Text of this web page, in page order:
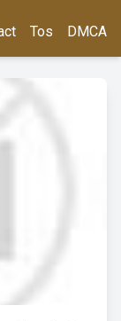
Tos DMCA